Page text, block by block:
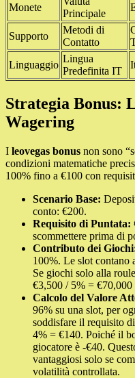
Monete
Principale
Supporto
Metodi di
Contatto
Linguaggio
Lingua
Predefinita IT
Strategia Bonus:
Wagering
I leovegas bonus non sono
condizioni matematiche
100% fino a €100 con
Scenario Base:
conto: €200.
Requisito di Puntata:
scommettere prima di
Contributo dei
100%. Le slot contano
Se giochi solo alla
€3,500 / 5% = €70,000
Calcolo del Valore
96% su una slot, per
soddisfare il requisito
4% = €140. Poiché il
giocatore è -€40.
vantaggiosi solo se
volatilità controllata.